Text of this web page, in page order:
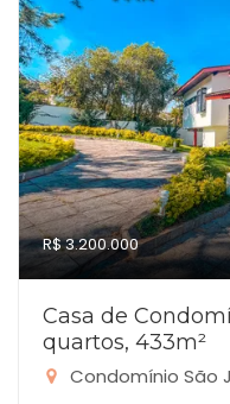
R$ 3.200.000
Casa de
quartos, 433m²
Condomínio São